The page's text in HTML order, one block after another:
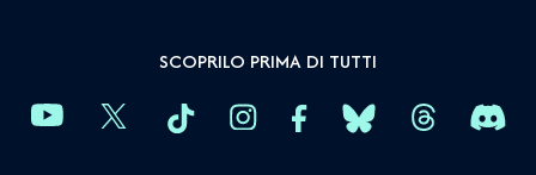
SCOPRILO PRIMA DI TUTTI